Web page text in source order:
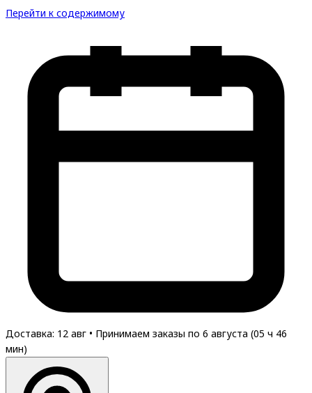
Перейти к содержимому
Доставка: 12 авг • Принимаем заказы по 6 августа (05 ч 45
мин)